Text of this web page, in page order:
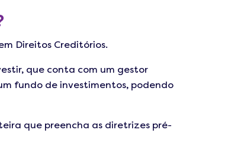
Direitos Creditórios.
que conta com um gestor
fundo de investimentos, podendo
que preencha as diretrizes pré-